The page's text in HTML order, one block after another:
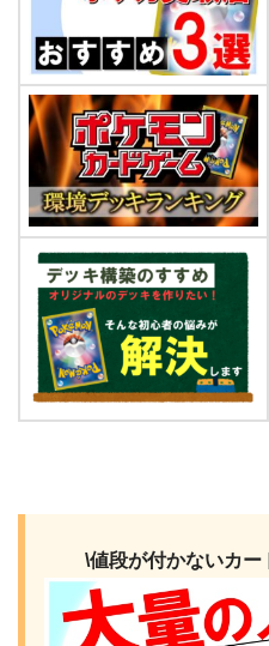
\値段が付かないカ